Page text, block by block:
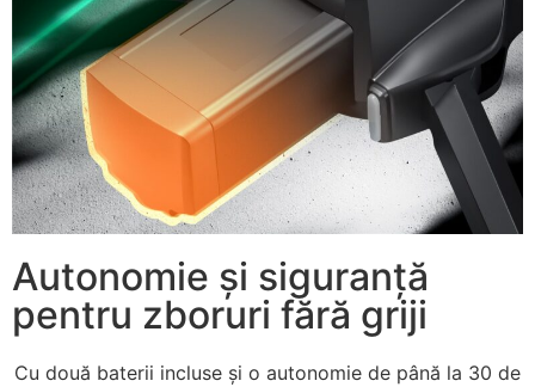
Autonomie și siguranță
pentru zboruri fără griji
Cu două baterii incluse și o autonomie de până la 30 de